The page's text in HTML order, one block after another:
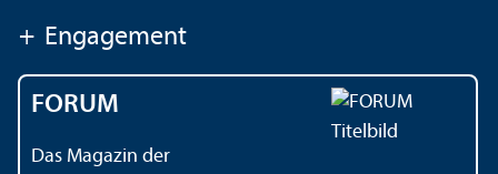
+ Engagement
FORUM
Das Magazin der